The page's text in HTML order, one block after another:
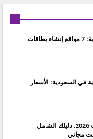
أرخص بطاقة فيزا افتراضية: 7 مواقع إنشاء بطاقات
في السعودية: الأسعار
أكواد هدايا ورصيد اتصالات 2026: دليلك الشامل
مجاني